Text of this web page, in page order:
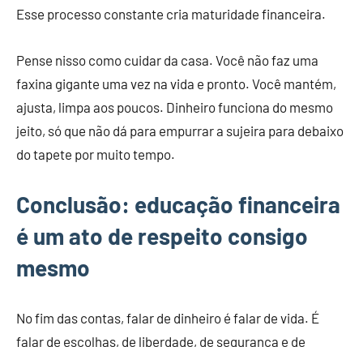
Esse processo constante cria maturidade financeira.
Pense nisso como cuidar da casa. Você não faz uma
faxina gigante uma vez na vida e pronto. Você mantém,
ajusta, limpa aos poucos. Dinheiro funciona do mesmo
jeito, só que não dá para empurrar a sujeira para debaixo
do tapete por muito tempo.
Conclusão: educação financeira
é um ato de respeito consigo
mesmo
No fim das contas, falar de dinheiro é falar de vida. É
falar de escolhas, de liberdade, de segurança e de